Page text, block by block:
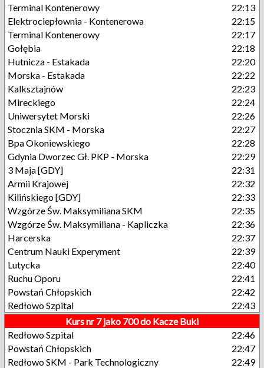
Terminal Kontenerowy
22:13
Elektrociepłownia - Kontenerowa
22:15
Terminal Kontenerowy
22:17
Gołębia
22:18
Hutnicza - Estakada
22:20
Morska - Estakada
22:22
Kalksztajnów
22:23
Mireckiego
22:24
Uniwersytet Morski
22:26
Stocznia SKM - Morska
22:27
Bpa Okoniewskiego
22:28
Gdynia Dworzec Gł. PKP - Morska
22:29
3 Maja [GDY]
22:31
Armii Krajowej
22:32
Kilińskiego [GDY]
22:33
Wzgórze Św. Maksymiliana SKM
22:35
Wzgórze Św. Maksymiliana - Kapliczka
22:36
Harcerska
22:37
Centrum Nauki Experyment
22:39
Lutycka
22:40
Ruchu Oporu
22:41
Powstań Chłopskich
22:42
Redłowo Szpital
22:43
Kurs nr 7 jako 700 do Kacze Buki
Redłowo Szpital
22:46
Powstań Chłopskich
22:47
Redłowo SKM - Park Technologiczny
22:49